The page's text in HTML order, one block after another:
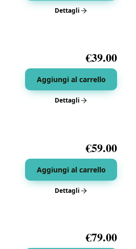
Dettagli
€39.00
Aggiungi al carrello
Dettagli
€59.00
Aggiungi al carrello
Dettagli
€79.00